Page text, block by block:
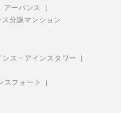
アーバンス
分譲マンション
ンス・アインスタワー
スフォート